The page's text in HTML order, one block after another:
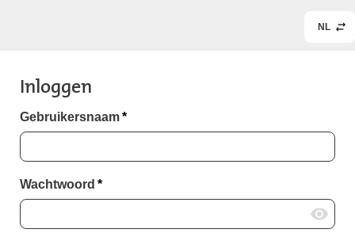
NL
Inloggen
Gebruikersnaam*
Wachtwoord *